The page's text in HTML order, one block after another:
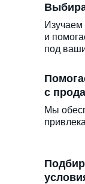
с
Мы
Изучаем
и
под